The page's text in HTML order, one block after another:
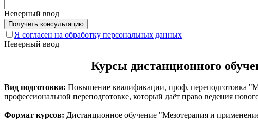
Неверный ввод
Я согласен на обработку персональных данных
Неверный ввод
Курсы дистанционного
Вид подготовки: Повышение квалификации, проф. переподготовка
профессиональной переподготовке, который даёт право ведения
Формат курсов: Дистанционное обучение "Мезотерапия и